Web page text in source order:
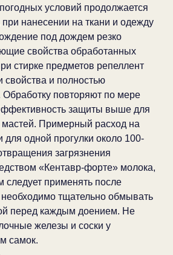
условий продолжается
нанесении на ткани и одежду
под дождем резко
свойства обработанных
стирке предметов репеллент
свойства и полностью
повторяют по мере
защиты выше для
Примерный расход на
для одной прогулки около 100-
загрязнения
«Кентавр-форте» молока,
применять после
тщательно обмывать
перед каждым доением. Не
железы и соски у
самок.